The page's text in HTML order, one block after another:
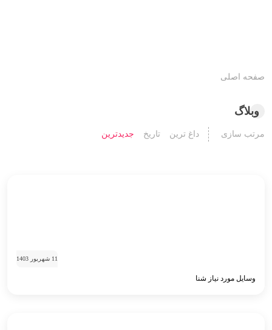
صفحه اصلی
وبلاگ
مرتب سازی داغ ترین تاریخ جدیدترین
11 شهریور 1403
وسایل مورد نیاز شنا